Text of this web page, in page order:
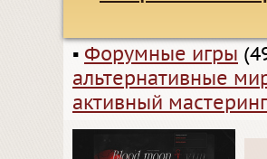
▪ Форумные игры
альтернативные
активный мастеринг